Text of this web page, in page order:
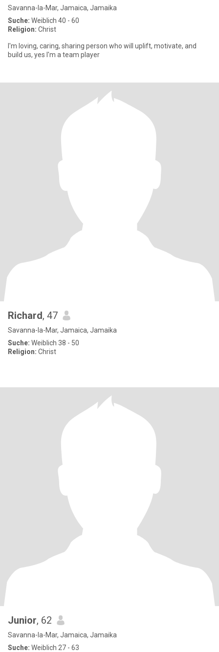
Savanna-la-Mar, Jamaica, Jamaika
Suche: Weiblich 40 - 60
Religion: Christ
I'm loving, caring, sharing person who will uplift, motivate, and
build us, yes I'm a team player
Richard, 47
Savanna-la-Mar, Jamaica, Jamaika
Suche: Weiblich 38 - 50
Religion: Christ
Junior, 62
Savanna-la-Mar, Jamaica, Jamaika
Suche: Weiblich 27 - 63